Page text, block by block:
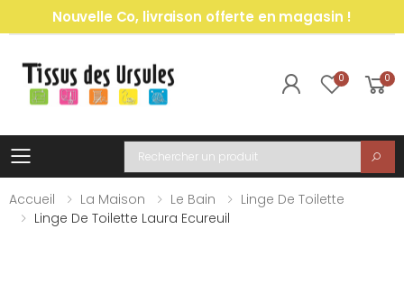
Nouvelle Co, livraison offerte en magasin !
0 0
Toggle mobile menu
Recherche
Accueil
La Maison Le Bain
Linge De Toilette
Linge De Toilette Laura Ecureuil